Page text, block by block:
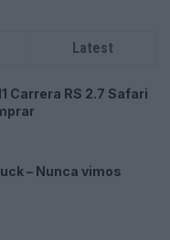
Latest
Carrera RS 2.7 Safari
– Nunca vimos